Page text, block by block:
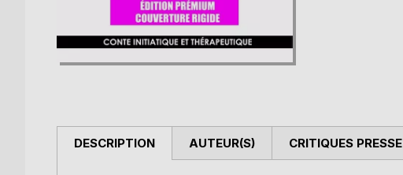
DESCRIPTION AUTEUR(S) CRITIQUES PRESSE